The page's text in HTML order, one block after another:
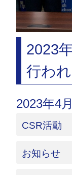
2023
行わ
2023年4
CSR活動
お知らせ